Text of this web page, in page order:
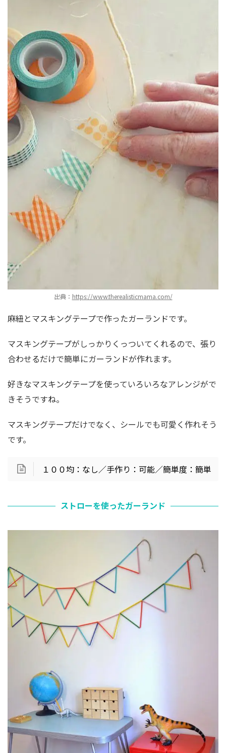
出典： https://www.therealisticmama.com/
麻紐とマスキングテープで作ったガーランドです。
マスキングテープがしっかりくっついてくれるので、張り
合わせるだけで簡単にガーランドが作れます。
好きなマスキングテープを使っていろいろなアレンジがで
きそうですね。
マスキングテープだけでなく、シールでも可愛く作れそう
です。
１００均：なし／手作り：可能／簡単度：簡単
ストローを使ったガーランド